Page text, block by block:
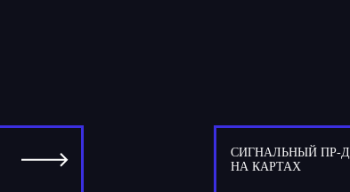
СИГНАЛЬНЫЙ ПР-Д
НА КАРТАХ